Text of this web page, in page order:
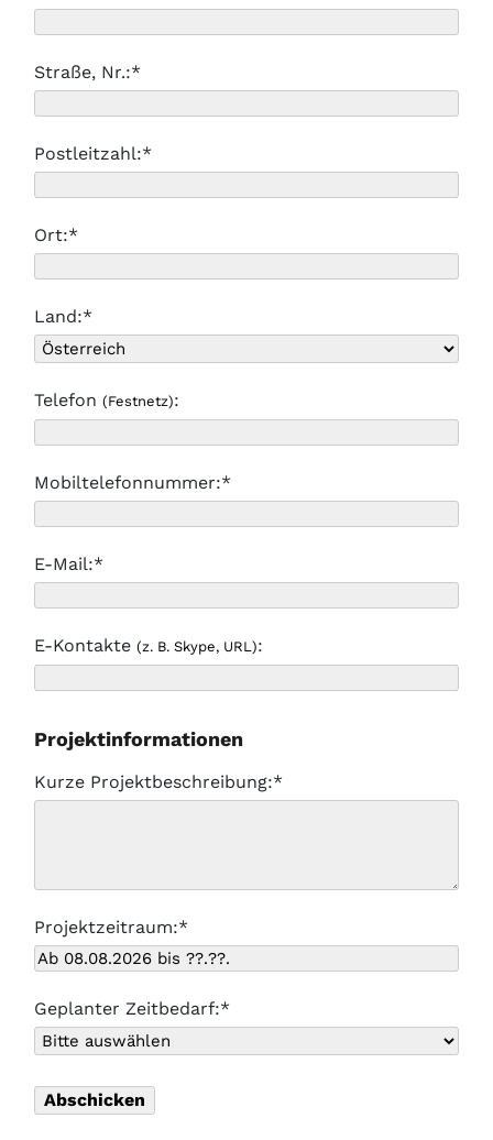
Straße, Nr.:*
Postleitzahl:*
Ort:*
Land:*
Telefon (Festnetz):
Mobiltelefonnummer:*
E-Mail:*
E-Kontakte (z. B. Skype, URL):
Projektinformationen
Kurze Projektbeschreibung:*
Projektzeitraum:*
Geplanter Zeitbedarf:*